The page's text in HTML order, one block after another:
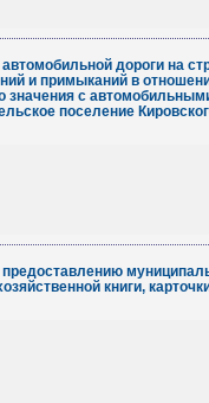
дороги на
и примыканий в
с
поселение
книги,